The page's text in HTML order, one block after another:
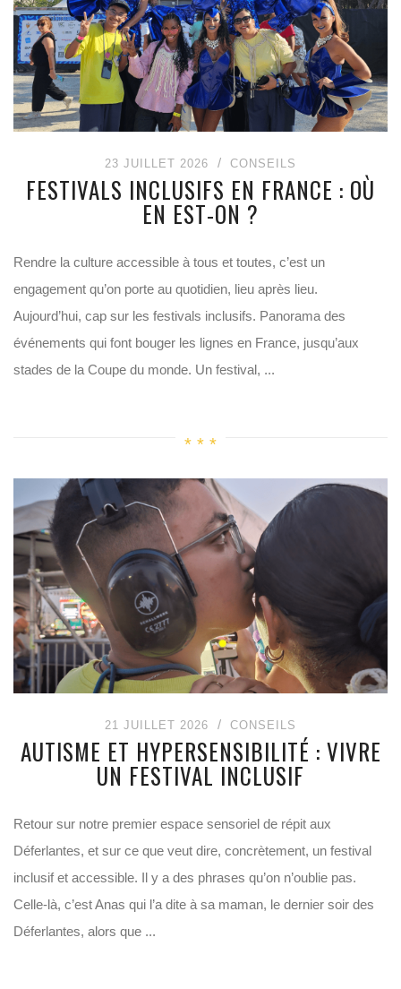
23 JUILLET 2026 CONSEILS
FESTIVALS INCLUSIFS EN FRANCE : OÙ
EN EST-ON ?
Rendre la culture accessible à tous et toutes, c’est un
engagement qu’on porte au quotidien, lieu après lieu.
Aujourd’hui, cap sur les festivals inclusifs. Panorama des
événements qui font bouger les lignes en France, jusqu’aux
stades de la Coupe du monde. Un festival, ...
21 JUILLET 2026 CONSEILS
AUTISME ET HYPERSENSIBILITÉ : VIVRE
UN FESTIVAL INCLUSIF
Retour sur notre premier espace sensoriel de répit aux
Déferlantes, et sur ce que veut dire, concrètement, un festival
inclusif et accessible. Il y a des phrases qu’on n’oublie pas.
Celle-là, c’est Anas qui l’a dite à sa maman, le dernier soir des
Déferlantes, alors que ...